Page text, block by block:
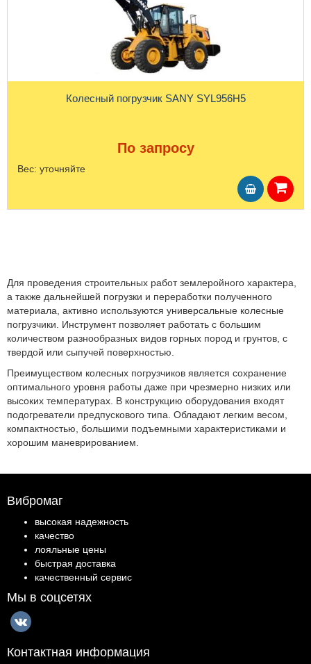
Колесный погрузчик SANY SYL956H5
По запросу
Вес: уточняйте
Для проведения строительных работ землеройного характера,
а также дальнейшей погрузки и переработки полученного
материала, активно используются универсальные колесные
погрузчики. Инструмент позволяет работать с большим
количеством разнообразных видов горных пород и грунтов, с
твердой или сыпучей поверхностью.
Преимуществом колесных погрузчиков является сохранение
оптимального уровня работы даже при чрезмерно низких или
высоких температурах. В конструкцию оборудования входят
подогреватели предпускового типа. Обладают легким весом,
компактностью, большими подъемными характеристиками и
хорошим маневрированием.
Вибромаг
высокая надежность
качество
лояльные цены
быстрая доставка
качественный сервис
Мы в соцсетях
Контактная информация